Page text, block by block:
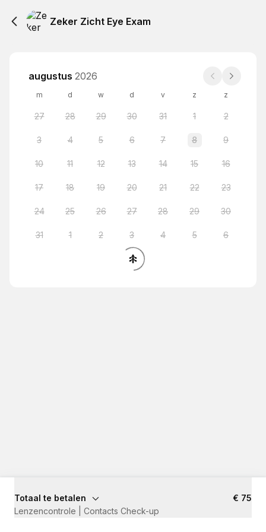
Zeker Zicht Eye Exam
augustus 2026
m d w d v z z
27 28 29 30 31 1 2
3 4 5 6 7 8 9
10 11 12 13 14 15 16
17 18 19 20 21 22 23
24 25 26 27 28 29 30
31 1 2 3 4 5 6
Totaal te betalen
€ 75
Lenzencontrole | Contacts Check-up